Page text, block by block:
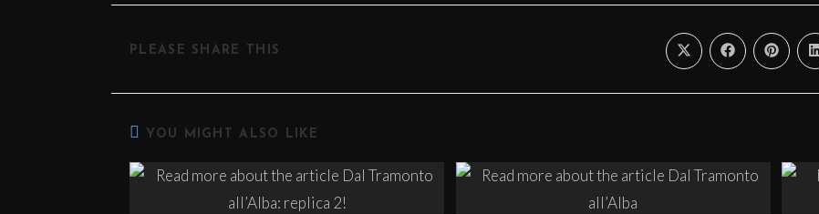
PLEASE SHARE THIS
YOU MIGHT ALSO LIKE